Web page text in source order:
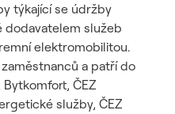
týkající se údržby
dodavatelem služeb
elektromobilitou.
a patří do
Bytkomfort, ČEZ
služby, ČEZ